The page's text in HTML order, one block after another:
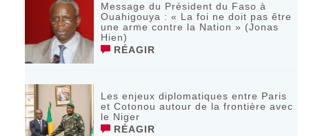
Message du Président du Faso à
Ouahigouya : « La foi ne doit pas être
une arme contre la Nation » (Jonas
Hien)
RÉAGIR
Les enjeux diplomatiques entre Paris
et Cotonou autour de la frontière avec
le Niger
RÉAGIR